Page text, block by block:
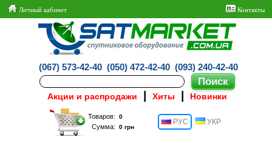
Личный кабинет Контакты
(067) 573-42-40 (050) 472-42-40 (093) 240-42-40
Акции и распродажи Хиты Новинки
Товаров:
Сумма:
РУС УКР